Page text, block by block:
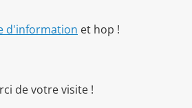
d'information et hop !
de votre visite !